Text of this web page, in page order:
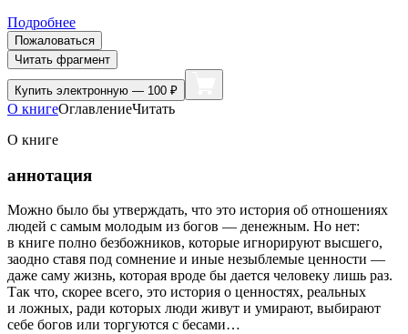
Подробнее
Пожаловаться
Читать фрагмент
Купить электронную — 100 ₽
О книгеОглавлениеЧитать
О книге
аннотация
Можно было бы утверждать, что это история об отношениях
людей с самым молодым из богов — денежным. Но нет:
в книге полно безбожников, которые игнорируют высшего,
заодно ставя под сомнение и иные незыблемые ценности —
даже саму жизнь, которая вроде бы дается человеку лишь раз.
Так что, скорее всего, это история о ценностях, реальных
и ложных, ради которых люди живут и умирают, выбирают
себе богов или торгуются с бесами…